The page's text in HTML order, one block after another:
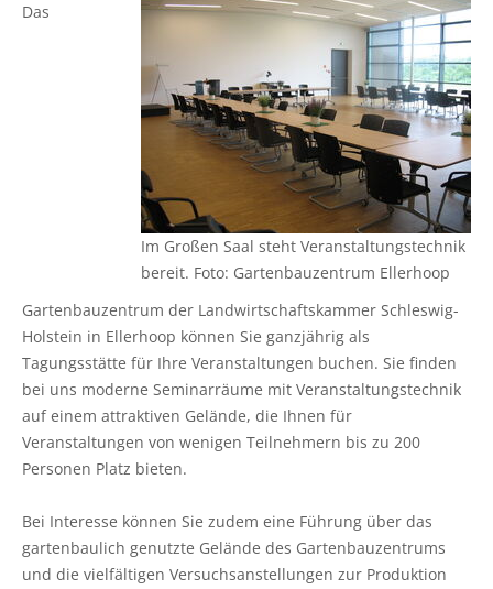
Im Großen Saal steht Veranstaltungstechnik
bereit. Foto: Gartenbauzentrum Ellerhoop
Das
Gartenbauzentrum der Landwirtschaftskammer Schleswig-
Holstein in Ellerhoop können Sie ganzjährig als
Tagungsstätte für Ihre Veranstaltungen buchen. Sie finden
bei uns moderne Seminarräume mit Veranstaltungstechnik
auf einem attraktiven Gelände, die Ihnen für
Veranstaltungen von wenigen Teilnehmern bis zu 200
Personen Platz bieten.
Bei Interesse können Sie zudem eine Führung über das
gartenbaulich genutzte Gelände des Gartenbauzentrums
und die vielfältigen Versuchsanstellungen zur Produktion